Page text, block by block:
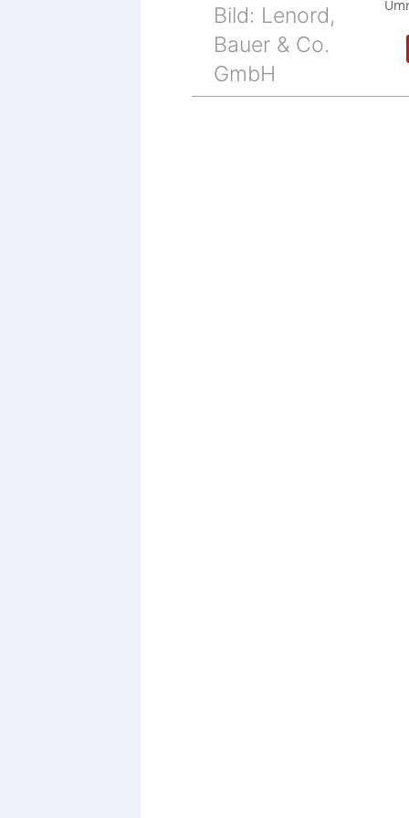
Bild: Lenord,
Bauer & Co.
GmbH